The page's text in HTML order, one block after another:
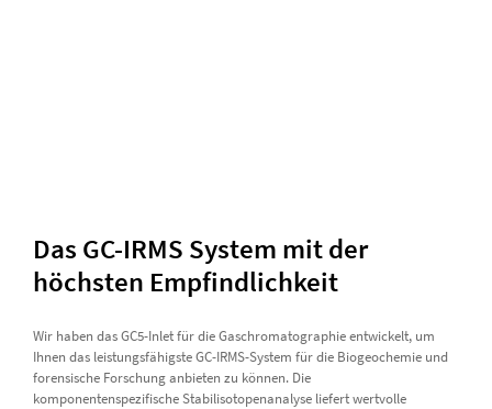
Das GC-IRMS System mit der
höchsten Empfindlichkeit
Wir haben das GC5-Inlet für die Gaschromatographie entwickelt, um
Ihnen das leistungsfähigste GC-IRMS-System für die Biogeochemie und
forensische Forschung anbieten zu können. Die
komponentenspezifische Stabilisotopenanalyse liefert wertvolle